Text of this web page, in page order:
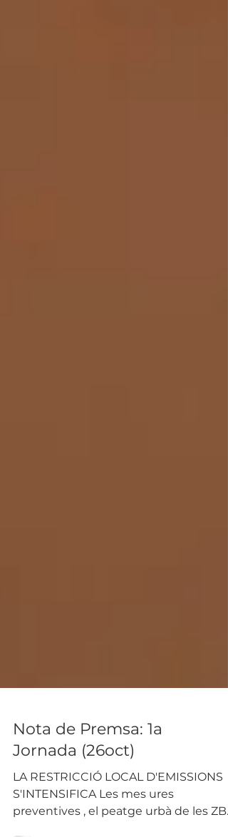
Nota de Premsa: 1a
Jornada (26oct)